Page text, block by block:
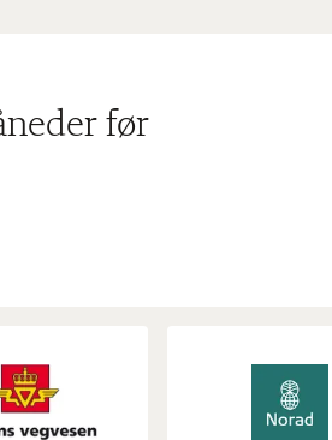
før